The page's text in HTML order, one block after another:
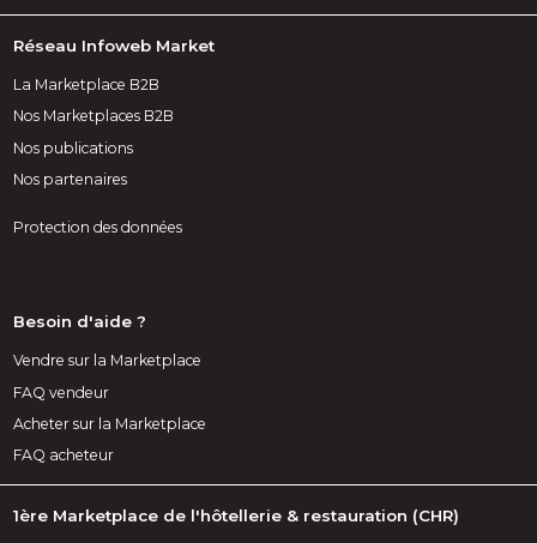
Réseau Infoweb Market
La Marketplace B2B
Nos Marketplaces B2B
Nos publications
Nos partenaires
Protection des données
Besoin d'aide ?
Vendre sur la Marketplace
FAQ vendeur
Acheter sur la Marketplace
FAQ acheteur
1ère Marketplace de l'hôtellerie & restauration (CHR)